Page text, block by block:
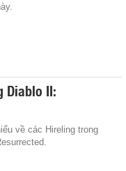
Diablo II:
về các Hireling trong